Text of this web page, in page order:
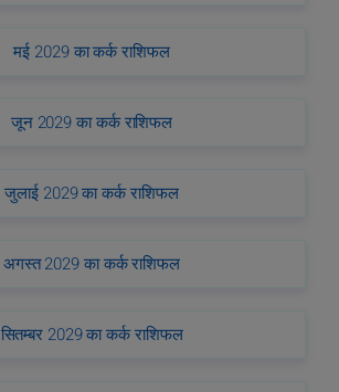
मई 2029 का कर्क राशिफल
जून 2029 का कर्क राशिफल
जुलाई 2029 का कर्क राशिफल
अगस्त 2029 का कर्क राशिफल
सितम्बर 2029 का कर्क राशिफल